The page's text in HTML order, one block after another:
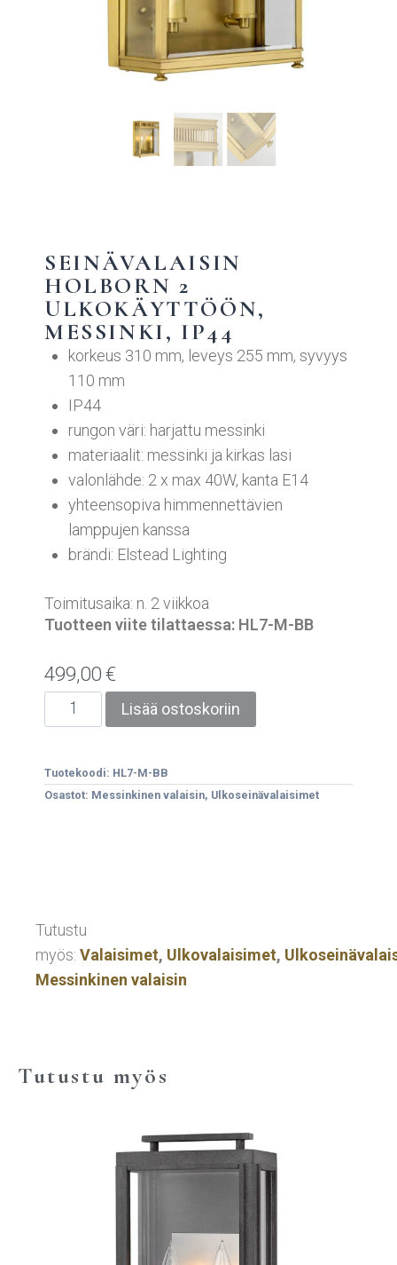
SEINÄVALAISIN
HOLBORN 2
ULKOKÄYTTÖÖN,
MESSINKI, IP44
korkeus 310 mm, leveys 255 mm, syvyys
110 mm
IP44
rungon väri: harjattu messinki
materiaalit: messinki ja kirkas lasi
valonlähde: 2 x max 40W, kanta E14
yhteensopiva himmennettävien
lamppujen kanssa
brändi: Elstead Lighting
Toimitusaika: n. 2 viikkoa
Tuotteen viite tilattaessa: HL7-M-BB
499,00€
Lisää ostoskoriin
Tuotekoodi: HL7-M-BB
Osastot: Messinkinen valaisin, Ulkoseinävalaisimet
Tutustu
myös: Valaisimet, Ulkovalaisimet,
Messinkinen valaisin
Tutustu myös